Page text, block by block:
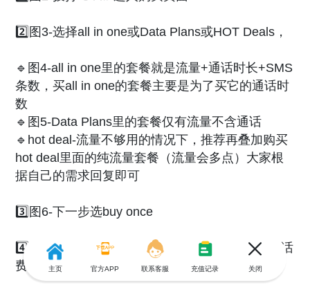
2️⃣图3-选择all in one或Data Plans或HOT Deals，
🔹图4-all in one里的套餐就是流量+通话时长+SMS
条数，买all in one的套餐主要是为了买它的通话时
数
🔹图5-Data Plans里的套餐仅有流量不含通话
🔹hot deal-流量不够用的情况下，推荐再叠加购买
hot deal里面的纯流量套餐（流量会多点）大家根
据自己的需求回复即可
3️⃣图6-下一步选buy once
4️⃣图7-选择支付方式-airtime，就是指用你充值的话
费支付主页 官方APP 联系客服 充值记录 关闭